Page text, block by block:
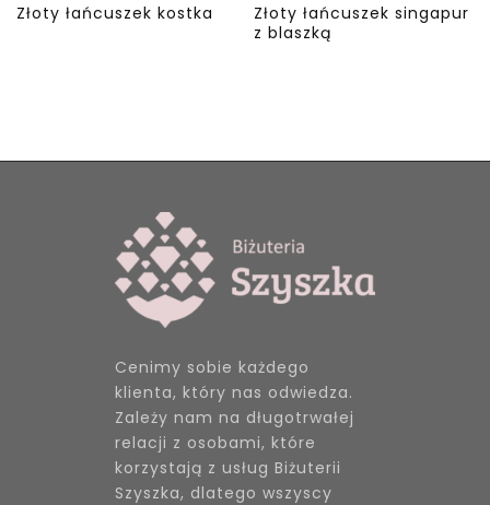
Złoty łańcuszek kostka
Złoty łańcuszek singapur
z blaszką
Cenimy sobie każdego
klienta, który nas odwiedza.
Zależy nam na długotrwałej
relacji z osobami, które
korzystają z usług Biżuterii
Szyszka, dlatego wszyscy